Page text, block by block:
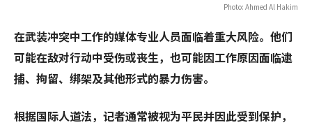
Photo: Ahmed Al Hakim
在武装冲突中工作的媒体专业人员面临着重大风险。他们
可能在敌对行动中受伤或丧生，也可能因工作原因面临逮
捕、拘留、绑架及其他形式的暴力伤害。
根据国际人道法，记者通常被视为平民并因此受到保护，